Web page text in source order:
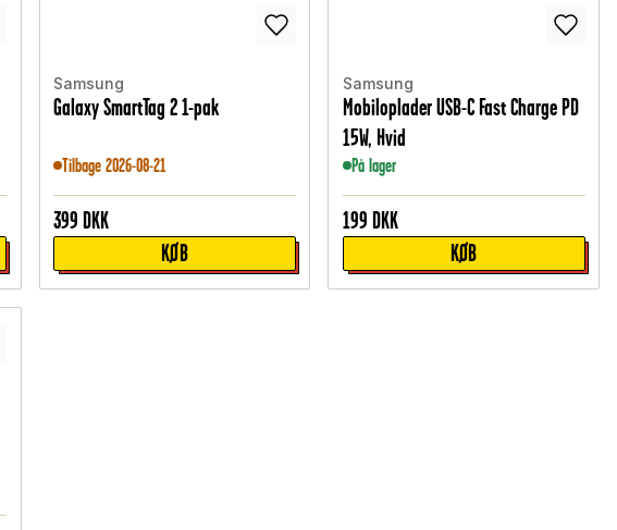
Samsung
Galaxy SmartTag 2 1-pak
Tilbage 2026-08-21
399 DKK
KØB
Samsung
Mobiloplader USB-C Fast Charge PD
15W, Hvid
På lager
199 DKK
KØB